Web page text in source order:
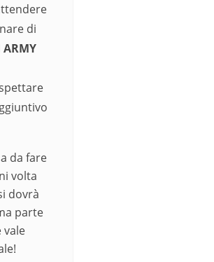
di
ARMY
da fare
volta
dovrà
parte
vale